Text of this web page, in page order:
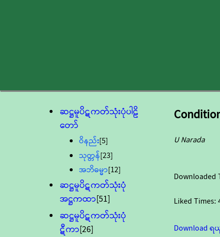
ဆဋ္ဌမူပိဋကတ်သုံးပုံပါဠိ
တော်
ဝိနည်း[5]
သုတ္တန်[23]
အဘိဓမ္မာ[12]
ဆဋ္ဌမူပိဋကတ်သုံးပုံ
အဋ္ဌကထာ[51]
ဆဋ္ဌမူပိဋကတ်သုံးပုံ
ဋီကာ[26]
U Narada
Downloaded
Liked Times:
Download